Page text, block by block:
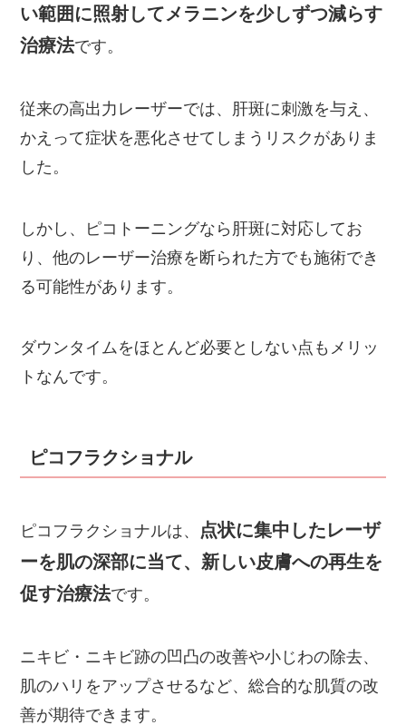
い範囲に照射してメラニンを少しずつ減らす
治療法です。
従来の高出力レーザーでは、肝斑に刺激を与え、
かえって症状を悪化させてしまうリスクがありま
した。
しかし、ピコトーニングなら肝斑に対応してお
り、他のレーザー治療を断られた方でも施術でき
る可能性があります。
ダウンタイムをほとんど必要としない点もメリッ
トなんです。
ピコフラクショナル
ピコフラクショナルは、 点状に集中したレーザ
ーを肌の深部に当て、新しい皮膚への再生を
促す治療法です。
ニキビ・ニキビ跡の凹凸の改善や小じわの除去、
肌のハリをアップさせるなど、総合的な肌質の改
善が期待できます。